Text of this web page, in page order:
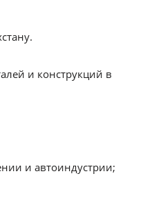
и конструкций в
и автоиндустрии;